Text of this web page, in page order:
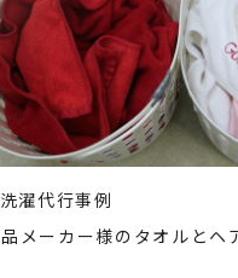
洗濯代行事例